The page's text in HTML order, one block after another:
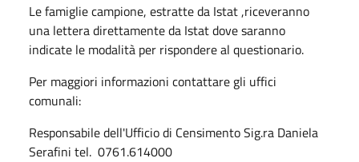
Le famiglie campione, estratte da Istat ,riceveranno
una lettera direttamente da Istat dove saranno
indicate le modalità per rispondere al questionario.
Per maggiori informazioni contattare gli uffici
comunali:
Responsabile dell'Ufficio di Censimento Sig.ra Daniela
Serafini tel. 0761.614000